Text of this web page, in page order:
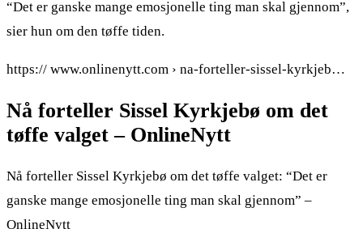
“Det er ganske mange emosjonelle ting man skal gjennom”,
sier hun om den tøffe tiden.
https:// www.onlinenytt.com › na-forteller-sissel-kyrkjeb…
Nå forteller Sissel Kyrkjebø om det
tøffe valget – OnlineNytt
Nå forteller Sissel Kyrkjebø om det tøffe valget: “Det er
ganske mange emosjonelle ting man skal gjennom” –
OnlineNytt